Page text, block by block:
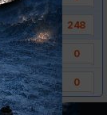
248
0
0